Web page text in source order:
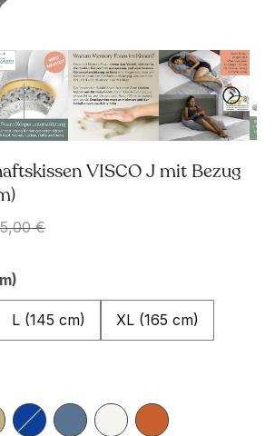
VISCO J mit Bezug
€
L (145 cm)
L (145 cm)
XL (165 cm)
XL (165 cm)
Royal BlauTaubenblau
PerlweißTerrakotta